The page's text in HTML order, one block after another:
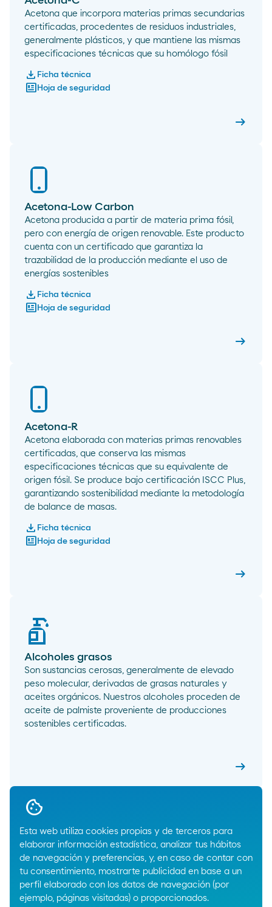
Esta web utiliza cookies propias y de terceros para
elaborar información estadística, analizar tus hábitos
de navegación y preferencias, y, en caso de contar con
tu consentimiento, mostrarte publicidad en base a un
perfil elaborado con los datos de navegación (por
ejemplo, páginas visitadas) o proporcionados.
Acetona que incorpora materias primas secundarias
certificadas, procedentes de residuos industriales,
generalmente plásticos, y que mantiene las mismas
especificaciones técnicas que su homólogo fósil
download Ficha técnica
newsmode Hoja de seguridad
arrow_right_alt
Acetona-Low Carbon
Acetona producida a partir de materia prima fósil,
pero con energía de origen renovable. Este producto
cuenta con un certificado que garantiza la
trazabilidad de la producción mediante el uso de
energías sostenibles
download Ficha técnica
newsmode Hoja de seguridad
arrow_right_alt
Acetona-R
Acetona elaborada con materias primas renovables
certificadas, que conserva las mismas
especificaciones técnicas que su equivalente de
origen fósil. Se produce bajo certificación ISCC Plus,
garantizando sostenibilidad mediante la metodología
de balance de masas.
download Ficha técnica
newsmode Hoja de seguridad
arrow_right_alt
Alcoholes grasos
Son sustancias cerosas, generalmente de elevado
peso molecular, derivadas de grasas naturales y
aceites orgánicos. Nuestros alcoholes proceden de
aceite de palmiste proveniente de producciones
sostenibles certificadas.
arrow_right_alt